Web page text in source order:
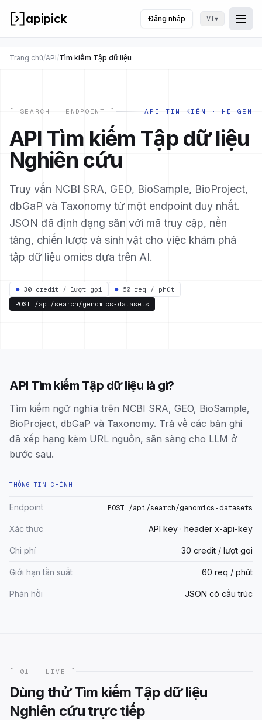
apipick Đăng nhập VI▾
Mở/
Trang chủ/API/Tìm kiếm Tập dữ liệu
[ SEARCH · ENDPOINT ] API TÌM KIẾM · HỆ GEN
API Tìm kiếm Tập dữ liệu
Nghiên cứu
Truy vấn NCBI SRA, GEO, BioSample, BioProject,
dbGaP và Taxonomy từ một endpoint duy nhất.
JSON đã định dạng sẵn với mã truy cập, nền
tảng, chiến lược và sinh vật cho việc khám phá
tập dữ liệu omics dựa trên AI.
● 30 credit / lượt gọi ● 60 req / phút
POST /api/search/genomics-datasets
API Tìm kiếm Tập dữ liệu là gì?
Tìm kiếm ngữ nghĩa trên NCBI SRA, GEO, BioSample,
BioProject, dbGaP và Taxonomy. Trả về các bản ghi
đã xếp hạng kèm URL nguồn, sẵn sàng cho LLM ở
bước sau.
THÔNG TIN CHÍNH
Endpoint POST /api/search/genomics-datasets
Xác thực API key · header x-api-key
Chi phí 30 credit / lượt gọi
Giới hạn tần suất 60 req / phút
Phản hồi JSON có cấu trúc
[ 01 · LIVE ]
Dùng thử Tìm kiếm Tập dữ liệu
Nghiên cứu trực tiếp